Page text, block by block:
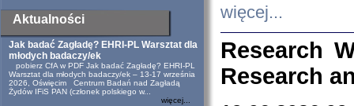
Aktualności
Jak badać Zagładę? EHRI-PL Warsztat dla
młodych badaczy/ek
pobierz CfA w PDF Jak badać Zagładę? EHRI-PL
Warsztat dla młodych badaczy/ek – 13-17 września
2026, Oświęcim Centrum Badań nad Zagładą
Żydów IFiS PAN (członek polskiego w...
więcej...
więcej...
Research
Research